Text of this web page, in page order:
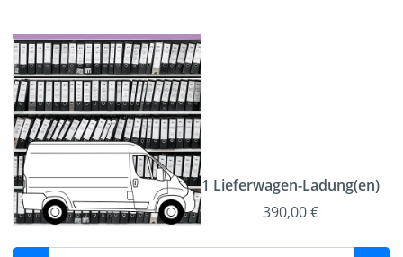
1 Lieferwagen-Ladung(en)
390,00 €